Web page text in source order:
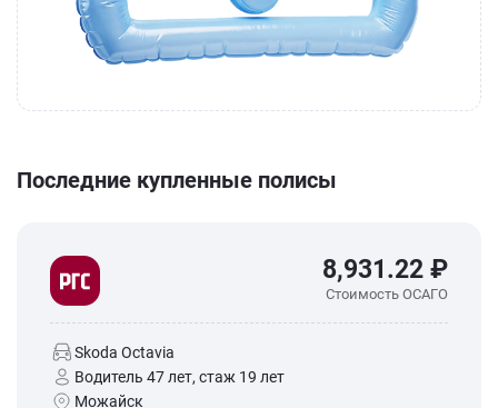
Последние купленные полисы
8,931.22 ₽
Стоимость ОСАГО
Skoda Octavia
Водитель 47 лет, стаж 19 лет
Можайск